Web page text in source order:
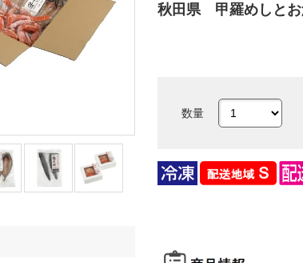
秋田県 甲羅めしとお
数量